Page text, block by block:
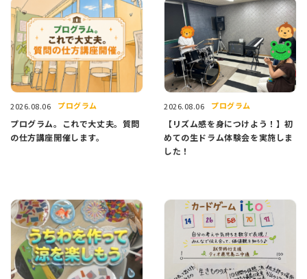
2026.08.06 プログラム
プログラム。これで大丈夫。質問
の仕方講座開催します。
2026.08.06 プログラム
【リズム感を身につけよう！】初
めての生ドラム体験会を実施しま
した！